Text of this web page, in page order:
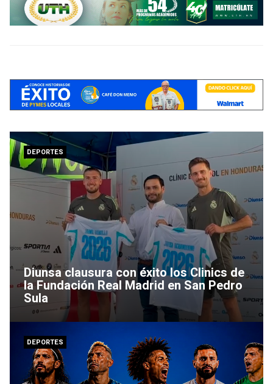
DEPORTES
Diunsa clausura con éxito los Clinics de
la Fundación Real Madrid en San Pedro
Sula
DEPORTES